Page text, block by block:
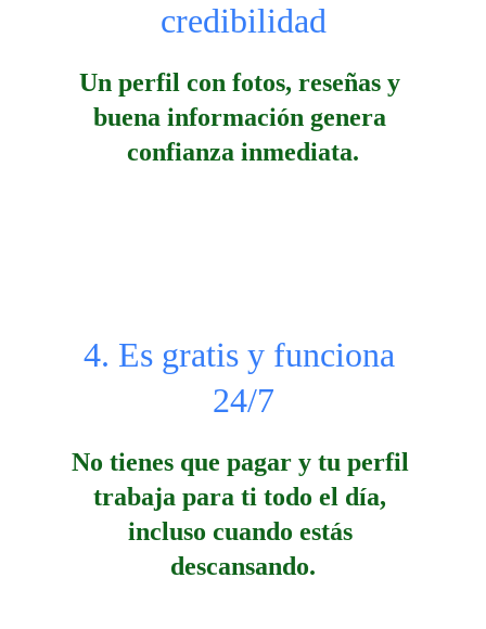
credibilidad
Un perfil con fotos, reseñas y
buena información genera
confianza inmediata.
4. Es gratis y funciona
24/7
No tienes que pagar y tu perfil
trabaja para ti todo el día,
incluso cuando estás
descansando.